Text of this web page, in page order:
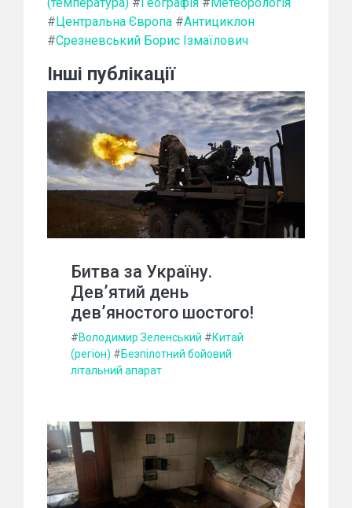
#Центральна Європа #Антициклон
#Срезневський Борис Ізмаїлович
Інші публікації
Битва за Україну.
Дев’ятий день
дев’яностого шостого!
#Володимир Зеленський #Китай
(регіон) #Безпілотний бойовий
літальний апарат